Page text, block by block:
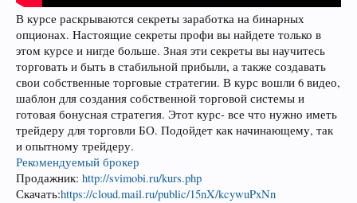
В курсе раскрываются секреты заработка на бинарных
опционах. Настоящие секреты профи вы найдете только в
этом курсе и нигде больше. Зная эти секреты вы научитесь
торговать и быть в стабильной прибыли, а также создавать
свои собственные торговые стратегии. В курс вошли 6 видео,
шаблон для создания собственной торговой системы и
готовая бонусная стратегия. Этот курс- все что нужно иметь
трейдеру для торговли БО. Подойдет как начинающему, так
и опытному трейдеру.
Рекомендуемый брокер
Продажник: http://svimobi.ru/kurs.php
Скачать:https://cloud.mail.ru/public/15nX/kcywuPxNn